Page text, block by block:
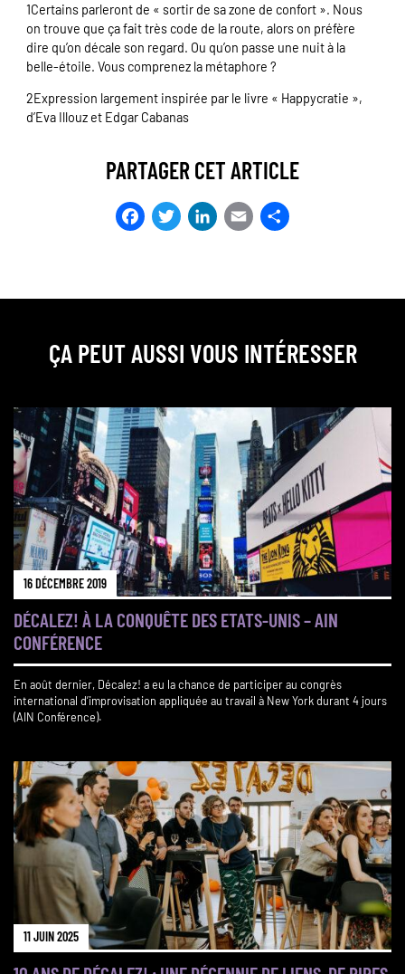
1Certains parleront de « sortir de sa zone de confort ». Nous
on trouve que ça fait très code de la route, alors on préfère
dire qu’on décale son regard. Ou qu’on passe une nuit à la
belle-étoile. Vous comprenez la métaphore ?
2Expression largement inspirée par le livre « Happycratie »,
d’Eva Illouz et Edgar Cabanas
PARTAGER CET ARTICLE
Facebook
Twitter
LinkedIn
Email
ÇA PEUT AUSSI VOUS INTÉRESSER
16 DÉCEMBRE 2019
DÉCALEZ! À LA CONQUÊTE DES ETATS-UNIS – AIN
CONFÉRENCE
En août dernier, Décalez! a eu la chance de participer au congrès
international d’improvisation appliquée au travail à New York durant 4 jours
(AIN Conférence).
11 JUIN 2025